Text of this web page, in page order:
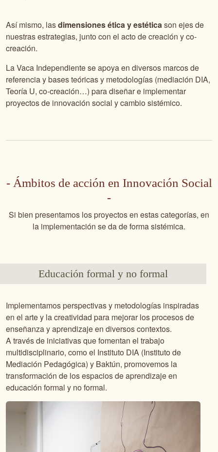
Así mismo, lasdimensiones ética y estéticason ejes de
nuestras estrategias, junto con el acto de creación y co-
creación.
La Vaca Independiente se apoya en diversos marcos de
referencia y bases teóricas y metodologías (mediación DIA,
Teoría U, co-creación…) para diseñar e implementar
proyectos de innovación social y cambio sistémico.
- Ámbitos de acción en Innovación Social
-
Si bien presentamos los proyectos en estas categorías, en
la implementación se da de forma sistémica.
Educación formal y no formal
Implementamos perspectivas y metodologías inspiradas
en el arte y la creatividad para mejorar los procesos de
enseñanza y aprendizaje en diversos contextos.
A través de iniciativas que fomentan el trabajo
multidisciplinario, como el Instituto DIA (Instituto de
Mediación Pedagógica) y Baktún, promovemos la
transformación de los espacios de aprendizaje en
educación formal y no formal.